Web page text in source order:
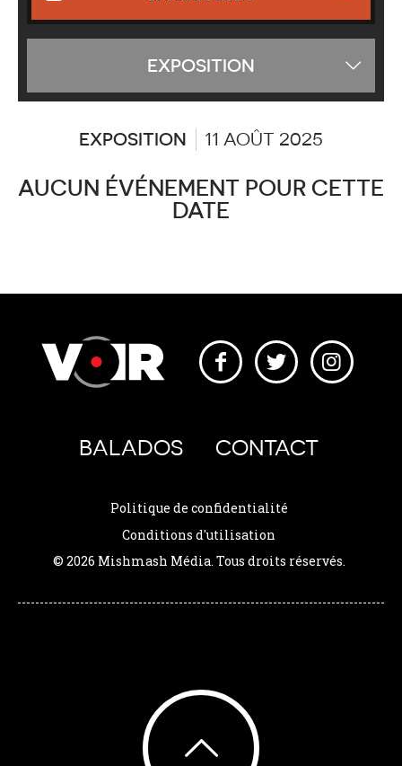
EXPOSITION
les
EXPOSITION 11 AOÛT 2025
AUCUN ÉVÉNEMENT POUR CETTE
DATE
BALADOS CONTACT
Politique de confidentialité
Conditions d'utilisation
© 2026 Mishmash Média. Tous droits réservés.